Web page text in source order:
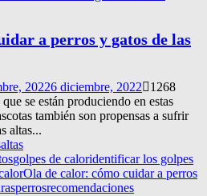
a perros y gatos de las
20226 diciembre, 2022
1268
se están produciendo en estas
también son propensas a sufrir
altas...
altas
golpes de caloridentificar los golpes
Ola de calor: cómo cuidar a perros
perrosrecomendaciones